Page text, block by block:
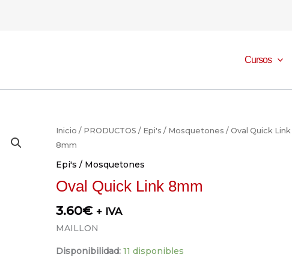
Cursos
Inicio / PRODUCTOS / Epi's / Mosquetones / Oval Quick Link
8mm
Epi's / Mosquetones
Oval Quick Link 8mm
3.60€ + IVA
MAILLON
Disponibilidad: 11 disponibles
Oval
Quick
Link
cantidad